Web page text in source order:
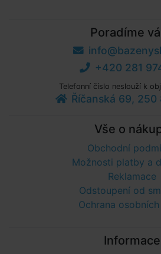
Poradíme
+420 281
Telefonní číslo neslouží k
Říčanská 69, 250
Vše o
Obchodní
Možnosti platby a
Reklamace
Odstoupení od
Ochrana
Informace